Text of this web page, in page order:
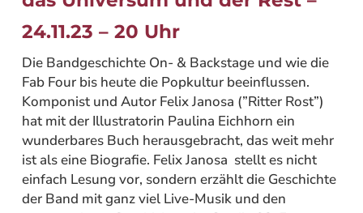
24.11.23 – 20 Uhr
Die Bandgeschichte On- & Backstage und wie die
Fab Four bis heute die Popkultur beeinflussen.
Komponist und Autor Felix Janosa (”Ritter Rost”)
hat mit der Illustratorin Paulina Eichhorn ein
wunderbares Buch herausgebracht, das weit mehr
ist als eine Biografie. Felix Janosa stellt es nicht
einfach Lesung vor, sondern erzählt die Geschichte
der Band mit ganz viel Live-Musik und den